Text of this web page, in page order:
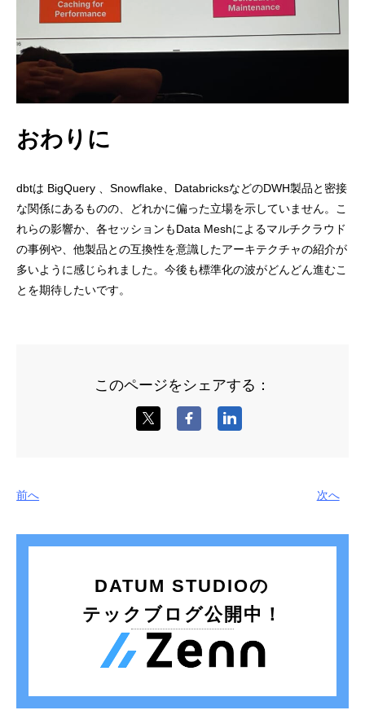
おわりに
dbtは BigQuery 、Snowflake、DatabricksなどのDWH製品と密接
な関係にあるものの、どれかに偏った立場を示していません。こ
れらの影響か、各セッションもData Meshによるマルチクラウド
の事例や、他製品との互換性を意識したアーキテクチャの紹介が
多いように感じられました。今後も標準化の波がどんどん進むこ
とを期待したいです。
このページをシェアする：
前へ 次へ
DATUM STUDIOの
テックブログ公開中！